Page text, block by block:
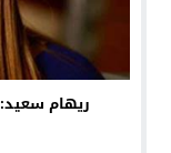
ريهام سعيد: